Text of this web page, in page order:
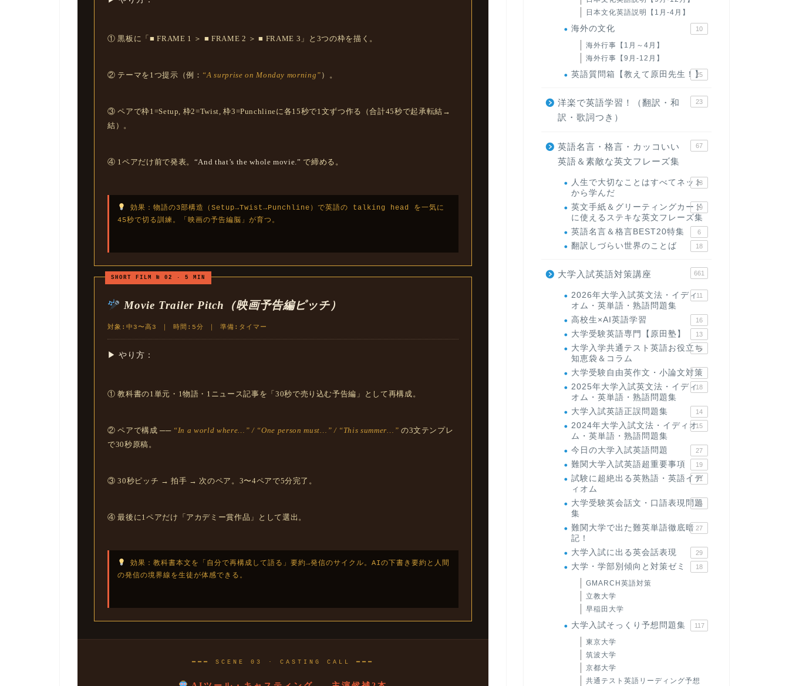
① 黒板に「■ FRAME 1 ＞ ■ FRAME 2 ＞ ■ FRAME 3」と3つの枠を描く。
② テーマを1つ提示（例： “A surprise on Monday morning” ）。
③ ペアで枠1=Setup, 枠2=Twist, 枠3=Punchlineに各15秒で1文ずつ作る（合計45秒で起承転結→
結）。
④ 1ペアだけ前で発表。 “And that’s the whole movie.” で締める。
効果：物語の3部構造（Setup→Twist→Punchline）で英語の talking head を一気に
45秒で切る訓練。「映画の予告編脳」が育つ。
SHORT FILM № 02 · 5 MIN
Movie Trailer Pitch（映画予告編ピッチ）
対象:中3〜高3 ｜ 時間:5分 ｜ 準備:タイマー
▶ やり方：
① 教科書の1単元・1物語・1ニュース記事を「30秒で売り込む予告編」として再構成。
② ペアで構成 ── “In a world where…” / “One person must…” / “This summer…” の3文テンプレ
で30秒原稿。
③ 30秒ピッチ → 拍手 → 次のペア。3〜4ペアで5分完了。
④ 最後に1ペアだけ「アカデミー賞作品」として選出。
効果：教科書本文を「自分で再構成して語る」要約→発信のサイクル。AIの下書き要約と人間
の発信の境界線を生徒が体感できる。
━━━ SCENE 03 · CASTING CALL ━━━
日本文化英語説明【1月-4月】
海外の文化 10
海外行事【1月～4月】
海外行事【9月-12月】
英語質問箱【教えて原田先生！】
25
洋楽で英語学習！（翻訳・和
訳・歌詞つき）
23
英語名言・格言・カッコいい
英語＆素敵な英文フレーズ集
67
人生で大切なことはすべてネット
から学んだ
23
英文手紙＆グリーティングカード
に使えるステキな英文フレーズ集
19
英語名言＆格言BEST20特集 6
翻訳しづらい世界のことば 18
大学入試英語対策講座 661
2026年大学入試英文法・イディ
オム・英単語・熟語問題集
11
高校生×AI英語学習 16
大学受験英語専門【原田塾】 13
大学入学共通テスト英語お役立ち
知恵袋＆コラム
45
大学受験自由英作文・小論文対策
8
2025年大学入試英文法・イディ
オム・英単語・熟語問題集
18
大学入試英語正誤問題集 14
2024年大学入試文法・イディオ
ム・英単語・熟語問題集
15
今日の大学入試英語問題 27
難関大学入試英語超重要事項 19
試験に超絶出る英熟語・英語イデ
ィオム
71
大学受験英会話文・口語表現問題
集
35
難関大学で出た難英単語徹底暗
記！
27
大学入試に出る英会話表現 29
大学・学部別傾向と対策ゼミ 18
GMARCH英語対策
立教大学
早稲田大学
大学入試そっくり予想問題集 117
東京大学
筑波大学
京都大学
共通テスト英語リーディング予想